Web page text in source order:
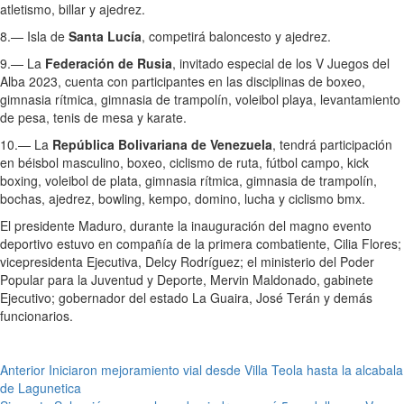
atletismo, billar y ajedrez.
8.— Isla de Santa Lucía, competirá baloncesto y ajedrez.
9.— La Federación de Rusia, invitado especial de los V Juegos del
Alba 2023, cuenta con participantes en las disciplinas de boxeo,
gimnasia rítmica, gimnasia de trampolín, voleibol playa, levantamiento
de pesa, tenis de mesa y karate.
10.— La República Bolivariana de Venezuela, tendrá participación
en béisbol masculino, boxeo, ciclismo de ruta, fútbol campo, kick
boxing, voleibol de plata, gimnasia rítmica, gimnasia de trampolín,
bochas, ajedrez, bowling, kempo, domino, lucha y ciclismo bmx.
El presidente Maduro, durante la inauguración del magno evento
deportivo estuvo en compañía de la primera combatiente, Cilia Flores;
vicepresidenta Ejecutiva, Delcy Rodríguez; el ministerio del Poder
Popular para la Juventud y Deporte, Mervin Maldonado, gabinete
Ejecutivo; gobernador del estado La Guaira, José Terán y demás
funcionarios.
Navegación
Anterior Iniciaron mejoramiento vial desde Villa Teola hasta la alcabala
de Lagunetica